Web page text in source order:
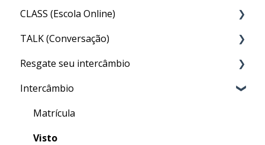
CLASS (Escola Online)
Acesso ao CLASS
Conteúdo do CLASS
Meu nível no CLASS
Como fazer as aulas de inglês geral do CLASS
Quizzes
TALK (Conversação)
Por que preciso fazer o TALK?
Aula particular (PRIVATE TALK)
Aula em grupo (GROUP TALK)
Dentro do TALK
Resgate seu intercâmbio
Resgate
Intercâmbio
Matrícula
Visto